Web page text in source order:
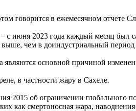
говорится в ежемесячном отчете
с июня 2023 года каждый месяц
чем в доиндустриальный период
основной причиной
в частности жару в Сахеле.
об ограничении глобального
как смертоносная жара,